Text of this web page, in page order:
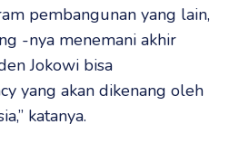
pembangunan yang lain,
-nya menemani akhir
Jokowi bisa
yang akan dikenang oleh
katanya.